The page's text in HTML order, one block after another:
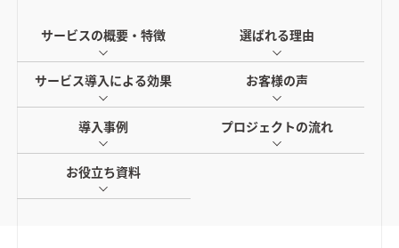
サービスの概要・特徴 選ばれる理由
サービス導入による効果 お客様の声
導入事例 プロジェクトの流れ
お役立ち資料